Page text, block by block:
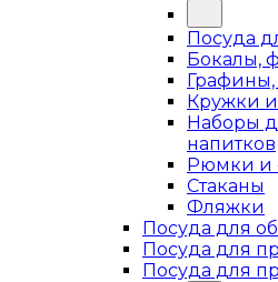
Посуда
Бокалы,
Кружки
Наборы
напитков
Рюмки и
Стаканы
Фляжки
Посуда для
Посуда для
Посуда для